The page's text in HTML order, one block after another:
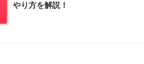
やり方を解説！